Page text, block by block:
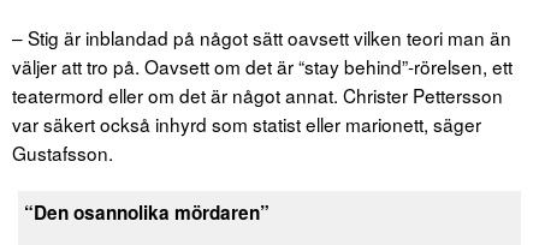
– Stig är inblandad på något sätt oavsett vilken teori man än
väljer att tro på. Oavsett om det är “stay behind”-rörelsen, ett
teatermord eller om det är något annat. Christer Pettersson
var säkert också inhyrd som statist eller marionett, säger
Gustafsson.
“Den osannolika mördaren”